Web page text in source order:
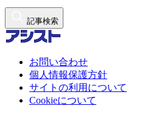
記事検索
お問い合わせ
個人情報保護方針
サイトの利用について
Cookieについて